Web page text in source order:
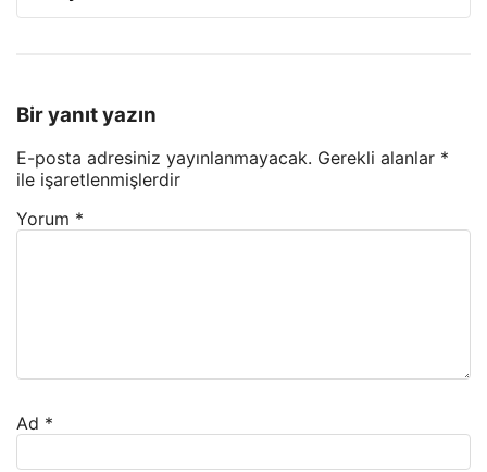
Bir yanıt yazın
E-posta adresiniz yayınlanmayacak. Gerekli alanlar *
ile işaretlenmişlerdir
Yorum *
Ad *